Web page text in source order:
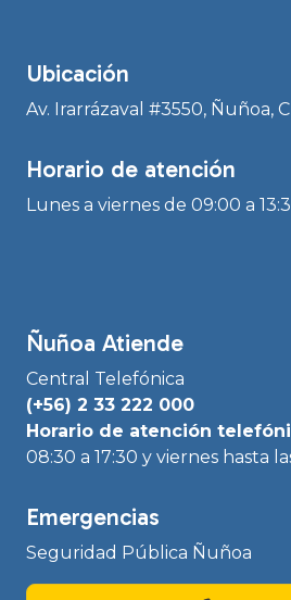
Ubicación
Av. Irarrázaval #3550, Ñuñoa,
Horario de atención
Lunes a viernes de 09:00 a
Ñuñoa Atiende
Central Telefónica
(+56) 2 33 222 000
Horario de atención
08:30 a 17:30 y viernes hasta
Emergencias
Seguridad Pública Ñuñoa